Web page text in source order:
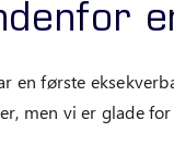
en første
men vi er glade